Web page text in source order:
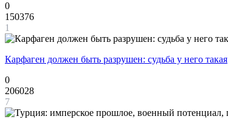
0
150376
1
Карфаген должен быть разрушен: судьба у него такая
0
206028
7